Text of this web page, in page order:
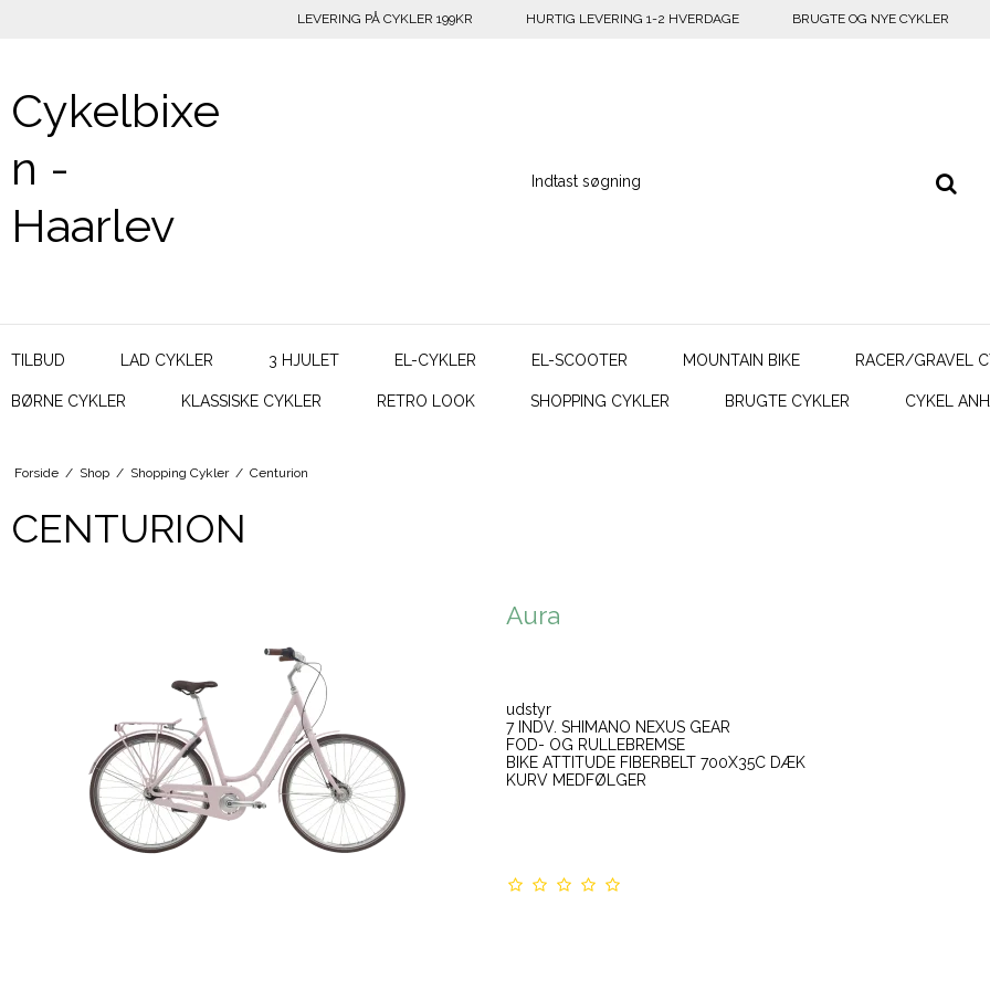
LEVERING PÅ CYKLER 199KR HURTIG LEVERING 1-2 HVERDAGE BRUGTE OG NYE CYKLER
Cykelbixe
n -
Haarlev
TILBUD LAD CYKLER 3 HJULET EL-CYKLER EL-SCOOTER MOUNTAIN BIKE RACER/GRAVEL
BØRNE CYKLER KLASSISKE CYKLER RETRO LOOK SHOPPING CYKLER BRUGTE CYKLER CYKEL
Forside / Shop / Shopping Cykler / Centurion
CENTURION
Aura
udstyr
7 INDV. SHIMANO NEXUS GEAR
FOD- OG RULLEBREMSE
BIKE ATTITUDE FIBERBELT 700X35C DÆK
KURV MEDFØLGER